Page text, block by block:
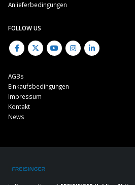
Anlieferbedingungen
FOLLOW US
AGBs
Einkaufsbedingungen
Impressum
Kontakt
News